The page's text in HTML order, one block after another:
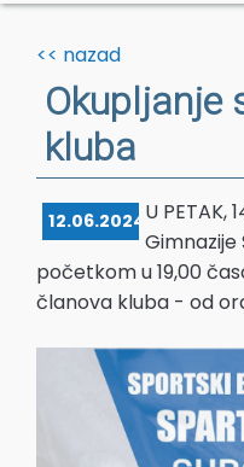
Vesti
Kalendar
Galerija
Kontakt
<< nazad
Okupljanje
kluba
12.06.2024.U PETAK,
početkom u 19,00
članova kluba - od